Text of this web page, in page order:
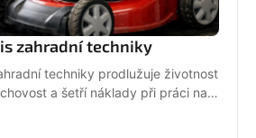
zahradní techniky
techniky prodlužuje životnost
a šetří náklady při práci na